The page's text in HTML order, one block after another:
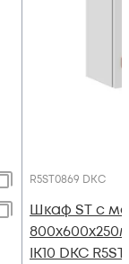
R5ST0869 DKC
Шкаф ST с
IK10 DKC